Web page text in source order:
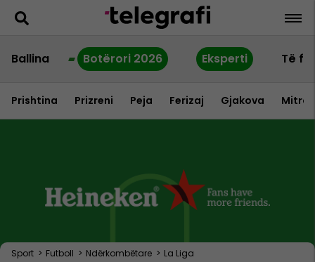
Ballina Botërori 2026 Eksperti Të
Prishtina Prizreni Peja Ferizaj Gjakova
Sport > Futboll > Ndërkombëtare > La Liga